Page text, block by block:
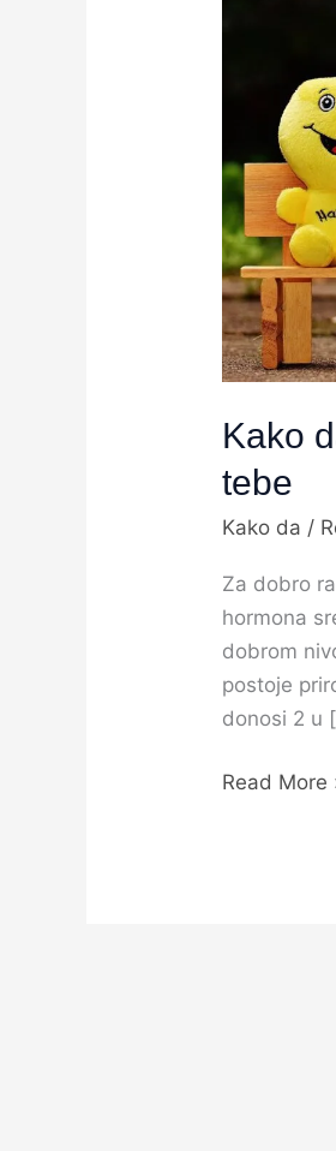
Kako
tebe
Kako da /
Za dobro
hormona
dobrom
postoje
donosi 2 u
serotonin
rade
za
tebe
Read More